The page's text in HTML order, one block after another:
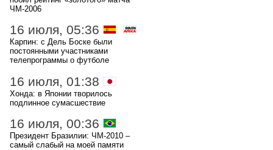
ЧМ-2006
16 июля, 05:36
Карпин: с Дель Боске были
постоянными участниками
телепрограммы о футболе
16 июля, 01:38
Хонда: в Японии творилось
подлинное сумасшествие
16 июля, 00:36
Президент Бразилии: ЧМ-2010 –
самый слабый на моей памяти